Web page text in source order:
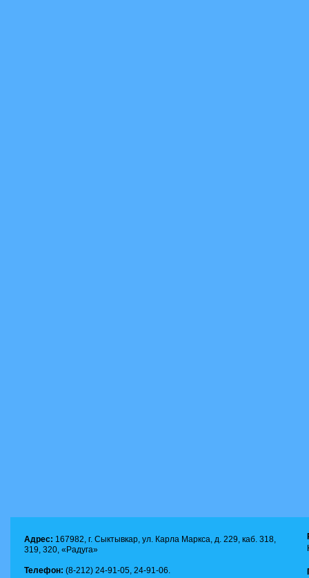
Адрес: 167982, г. Сыктывкар, ул. Карла Маркса, д. 229, каб. 318,
319, 320, «Радуга»
Телефон: (8-212) 24-91-05, 24-91-06.